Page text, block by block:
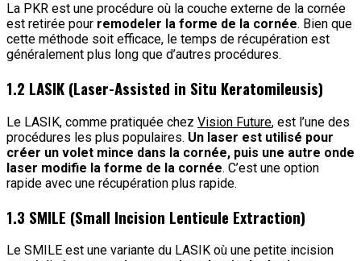
La PKR est une procédure où la couche externe de la cornée
est retirée pour remodeler la forme de la cornée. Bien que
cette méthode soit efficace, le temps de récupération est
généralement plus long que d’autres procédures.
1.2 LASIK (Laser-Assisted in Situ Keratomileusis)
Le LASIK, comme pratiquée chez Vision Future, est l’une des
procédures les plus populaires. Un laser est utilisé pour
créer un volet mince dans la cornée, puis une autre onde
laser modifie la forme de la cornée. C’est une option
rapide avec une récupération plus rapide.
1.3 SMILE (Small Incision Lenticule Extraction)
Le SMILE est une variante du LASIK où une petite incision